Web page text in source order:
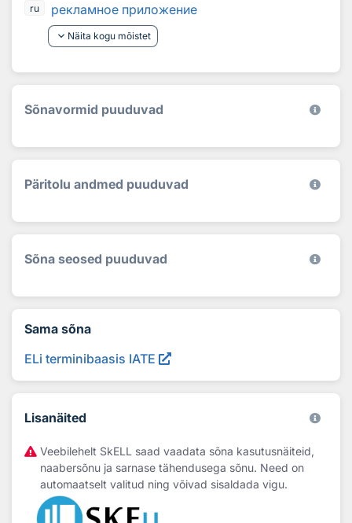
ru
рекламное приложение
keyboard_arrow_down Näita kogu mõistet
Sõnavormid puuduvad
Päritolu andmed puuduvad
Sõna seosed puuduvad
Sama sõna
ELi terminibaasis IATE
Lisanäited
Veebilehelt SkELL saad vaadata sõna kasutusnäiteid,
naabersõnu ja sarnase tähendusega sõnu. Need on
automaatselt valitud ning võivad sisaldada vigu.